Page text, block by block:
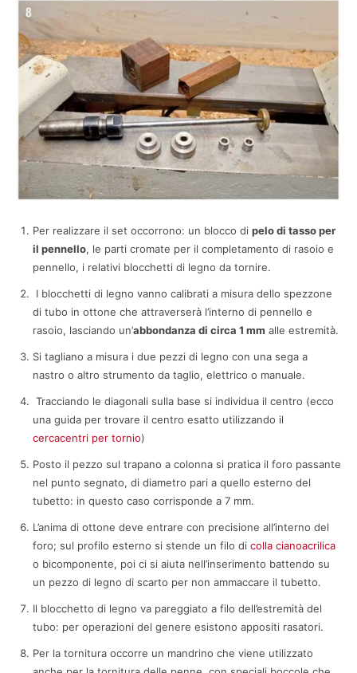
Per realizzare il set occorrono: un blocco di pelo di tasso per
il pennello, le parti cromate per il completamento di rasoio e
pennello, i relativi blocchetti di legno da tornire.
I blocchetti di legno vanno calibrati a misura dello spezzone
di tubo in ottone che attraverserà l’interno di pennello e
rasoio, lasciando un’abbondanza di circa 1 mm alle estremità.
Si tagliano a misura i due pezzi di legno con una sega a
nastro o altro strumento da taglio, elettrico o manuale.
Tracciando le diagonali sulla base si individua il centro (ecco
una guida per trovare il centro esatto utilizzando il
cercacentri per tornio)
Posto il pezzo sul trapano a colonna si pratica il foro passante
nel punto segnato, di diametro pari a quello esterno del
tubetto: in questo caso corrisponde a 7 mm.
L’anima di ottone deve entrare con precisione all’interno del
foro; sul profilo esterno si stende un filo di colla cianoacrilica
o bicomponente, poi ci si aiuta nell’inserimento battendo su
un pezzo di legno di scarto per non ammaccare il tubetto.
Il blocchetto di legno va pareggiato a filo dell’estremità del
tubo: per operazioni del genere esistono appositi rasatori.
Per la tornitura occorre un mandrino che viene utilizzato